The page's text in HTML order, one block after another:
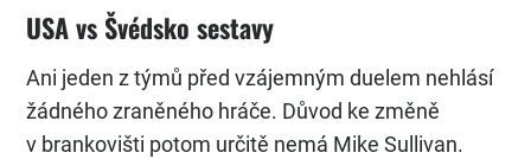
USA vs Švédsko sestavy
Ani jeden z týmů před vzájemným duelem nehlásí
žádného zraněného hráče. Důvod ke změně
v brankovišti potom určitě nemá Mike Sullivan.